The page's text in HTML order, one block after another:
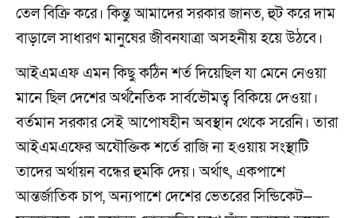
তেল বিক্রি করে। কিন্তু আমাদের সরকার জানত, হুট করে দাম
বাড়ালে সাধারণ মানুষের জীবনযাত্রা অসহনীয় হয়ে উঠবে।
আইএমএফ এমন কিছু কঠিন শর্ত দিয়েছিল যা মেনে নেওয়া
মানে ছিল দেশের অর্থনৈতিক সার্বভৌমত্ব বিকিয়ে দেওয়া।
বর্তমান সরকার সেই আপোষহীন অবস্থান থেকে সরেনি। তারা
আইএমএফের অযৌক্তিক শর্তে রাজি না হওয়ায় সংস্থাটি
তাদের অর্থায়ন বন্ধের হুমকি দেয়। অর্থাৎ, একপাশে
আন্তর্জাতিক চাপ, অন্যপাশে দেশের ভেতরের সিন্ডিকেট—